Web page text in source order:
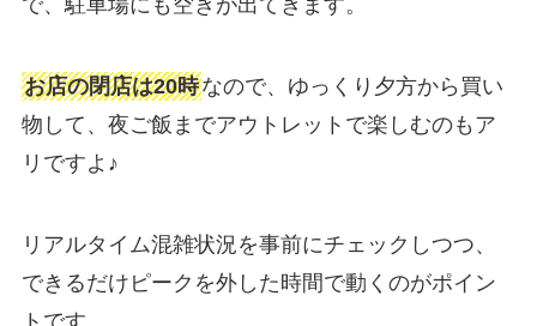
で、駐車場にも空きが出てきます。
お店の閉店は20時なので、ゆっくり夕方から買い
物して、夜ご飯までアウトレットで楽しむのもア
リですよ♪
リアルタイム混雑状況を事前にチェックしつつ、
できるだけピークを外した時間で動くのがポイン
トです。